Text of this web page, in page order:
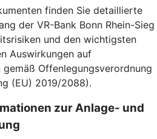
finden Sie detaillierte
der VR-Bank Bonn Rhein-Sieg
und den wichtigsten
Auswirkungen auf
Offenlegungsverordnung
(EU) 2019/2088).
zur Anlage- und